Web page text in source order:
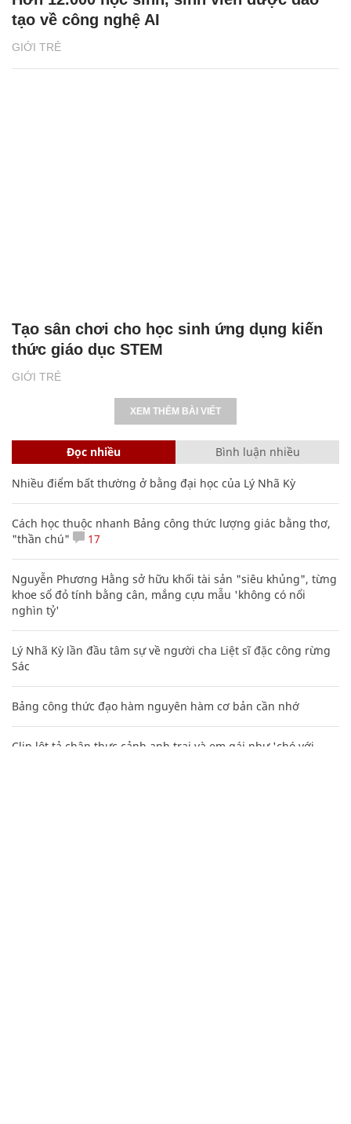
GIỚI TRẺ
tạo về công nghệ AI
GIỚI TRẺ
Tạo sân chơi cho học sinh ứng dụng kiến
thức giáo dục STEM
XEM THÊM BÀI VIẾT
Đọc nhiều Bình luận nhiều
Nhiều điểm bất thường ở bằng đại học của Lý Nhã Kỳ
Cách học thuộc nhanh Bảng công thức lượng giác bằng thơ,
"thần chú"
17
Nguyễn Phương Hằng sở hữu khối tài sản "siêu khủng", từng
khoe sổ đỏ tính bằng cân, mắng cựu mẫu 'không có nổi
nghìn tỷ'
Lý Nhã Kỳ lần đầu tâm sự về người cha Liệt sĩ đặc công rừng
Sác
Bảng công thức đạo hàm nguyên hàm cơ bản cần nhớ
Clip lột tả chân thực cảnh anh trai và em gái như 'chó với